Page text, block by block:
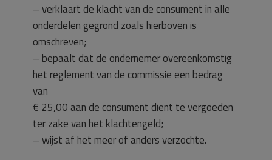
– verklaart de klacht van de consument in alle
onderdelen gegrond zoals hierboven is
omschreven;
– bepaalt dat de ondernemer overeenkomstig
het reglement van de commissie een bedrag
van
€ 25,00 aan de consument dient te vergoeden
ter zake van het klachtengeld;
– wijst af het meer of anders verzochte.